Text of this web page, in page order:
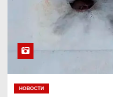
НОВОСТИ